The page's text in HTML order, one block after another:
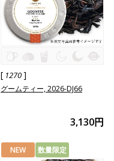
[ 1270]
グームティー, 2026-DJ66
3,130円
NEW 数量限定